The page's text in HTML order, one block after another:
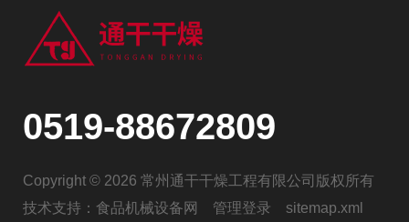
0519-88672809
Copyright © 2026 常州通干干燥工程有限公司版权所有
技术支持： 食品机械设备网 管理登录
sitemap.xml